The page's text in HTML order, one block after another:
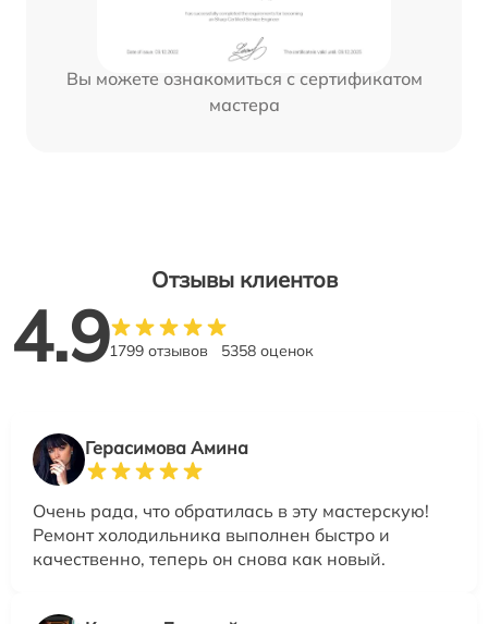
Вы можете ознакомиться с сертификатом
мастера
Отзывы клиентов
4.91799 отзывов 5358 оценок
Герасимова Амина
Очень рада, что обратилась в эту мастерскую!
Ремонт холодильника выполнен быстро и
качественно, теперь он снова как новый.